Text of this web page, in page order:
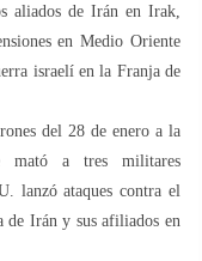
aliados de Irán en Irak,
en Medio Oriente
israelí en la Franja de
del 28 de enero a la
mató a tres militares
lanzó ataques contra el
de Irán y sus afiliados en